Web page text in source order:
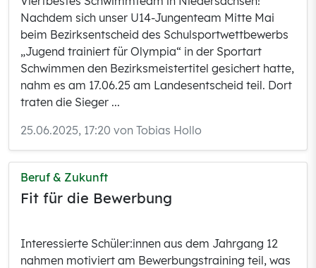
Nachdem sich unser U14-Jungenteam Mitte Mai
beim Bezirksentscheid des Schulsportwettbewerbs
„Jugend trainiert für Olympia“ in der Sportart
Schwimmen den Bezirksmeistertitel gesichert hatte,
nahm es am 17.06.25 am Landesentscheid teil. Dort
traten die Sieger ...
25.06.2025, 17:20 von Tobias Hollo
Beruf & Zukunft
Fit für die Bewerbung
Interessierte Schüler:innen aus dem Jahrgang 12
nahmen motiviert am Bewerbungstraining teil, was